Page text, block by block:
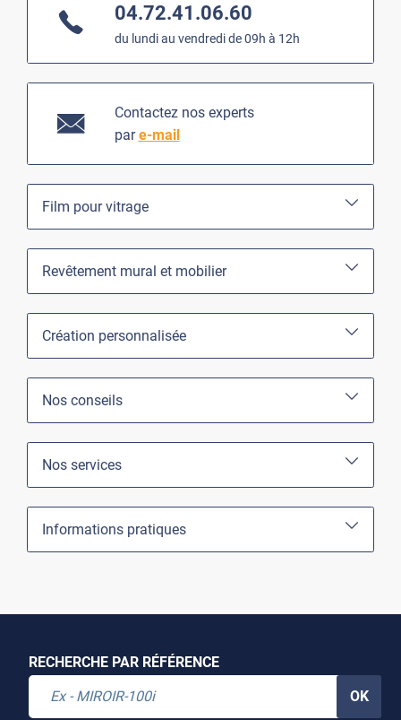
04.72.41.06.60
du lundi au vendredi de 09h à 12h
Contactez nos experts
pare-mail
Film pour vitrage
Revêtement mural et mobilier
Création personnalisée
Nos conseils
Nos services
Informations pratiques
RECHERCHE PAR RÉFÉRENCE
OK